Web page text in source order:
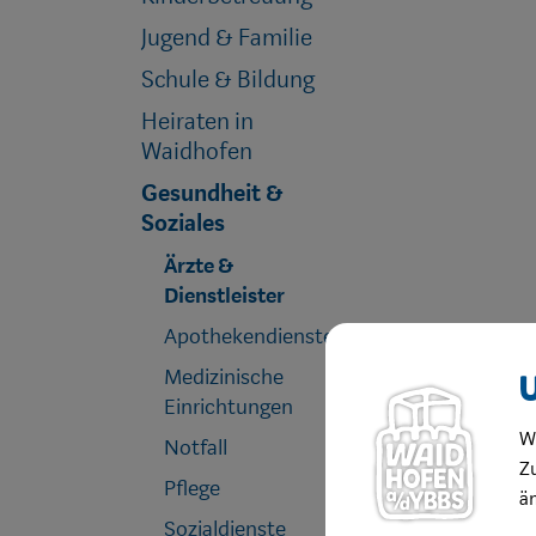
Jugend & Familie
Schule & Bildung
Heiraten in
Waidhofen
Gesundheit &
Soziales
Ärzte &
Dienstleister
Apothekendienste
Medizinische
Einrichtungen
Notfall
Pflege
Sozialdienste